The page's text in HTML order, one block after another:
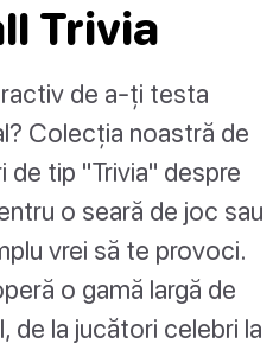
Trivia
de a-ți testa
Colecția noastră de
tip "Trivia" despre
o seară de joc sau
vrei să te provoci.
o gamă largă de
de la jucători celebri la